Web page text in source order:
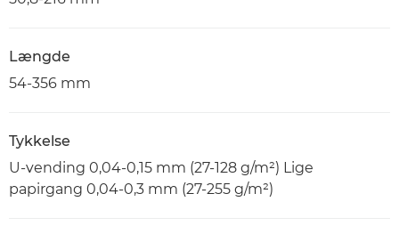
Længde
54-356 mm
Tykkelse
U-vending 0,04-0,15 mm (27-128 g/m²) Lige
papirgang 0,04-0,3 mm (27-255 g/m²)